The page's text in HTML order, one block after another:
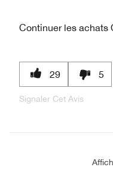
Continuer les achats
29 5
Signaler Cet Avis